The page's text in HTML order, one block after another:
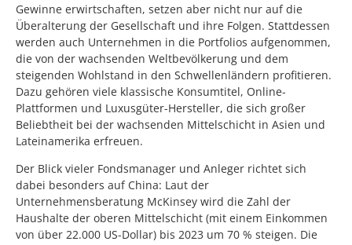
Gewinne erwirtschaften, setzen aber nicht nur auf die
Überalterung der Gesellschaft und ihre Folgen. Stattdessen
werden auch Unternehmen in die Portfolios aufgenommen,
die von der wachsenden Weltbevölkerung und dem
steigenden Wohlstand in den Schwellenländern profitieren.
Dazu gehören viele klassische Konsumtitel, Online-
Plattformen und Luxusgüter-Hersteller, die sich großer
Beliebtheit bei der wachsenden Mittelschicht in Asien und
Lateinamerika erfreuen.
Der Blick vieler Fondsmanager und Anleger richtet sich
dabei besonders auf China: Laut der
Unternehmensberatung McKinsey wird die Zahl der
Haushalte der oberen Mittelschicht (mit einem Einkommen
von über 22.000 US-Dollar) bis 2023 um 70 % steigen. Die